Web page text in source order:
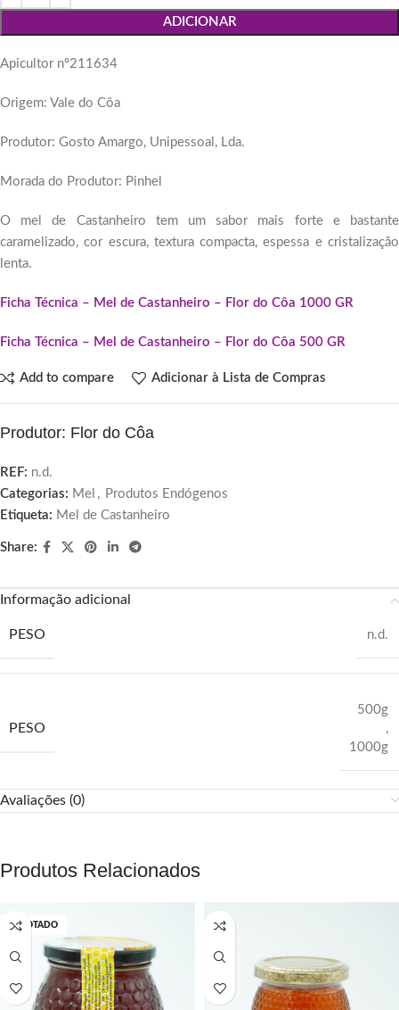
ADICIONAR
Apicultor nº211634
Origem: Vale do Côa
Produtor: Gosto Amargo, Unipessoal, Lda.
Morada do Produtor: Pinhel
O mel de Castanheiro tem um sabor mais forte e bastante
caramelizado, cor escura, textura compacta, espessa e cristalização
lenta.
Ficha Técnica – Mel de Castanheiro – Flor do Côa 1000 GR
Ficha Técnica – Mel de Castanheiro – Flor do Côa 500 GR
Add to compare Adicionar à Lista de Compras
Produtor: Flor do Côa
REF: n.d.
Categorias: Mel , Produtos Endógenos
Etiqueta: Mel de Castanheiro
Share:
Informação adicional
PESO n.d.
PESO
500g
,
1000g
Avaliações (0)
Produtos Relacionados
ESGOTADO